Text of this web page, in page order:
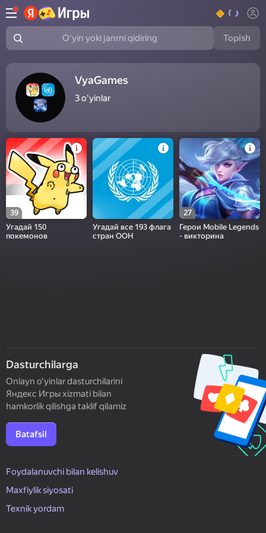
Oʻyin yoki janrni qidiring Topish
VyaGames
3oʻyinlar
39
Угадай 150
покемонов
Угадай все 193 флага
стран ООН
27
Герои Mobile Legends
- викторина
Dasturchilarga
Onlayn o‘yinlar dasturchilarini
Яндекс Игры xizmati bilan
hamkorlik qilishga taklif qilamiz
Batafsil
Foydalanuvchi bilan kelishuv
Maxfiylik siyosati
Texnik yordam